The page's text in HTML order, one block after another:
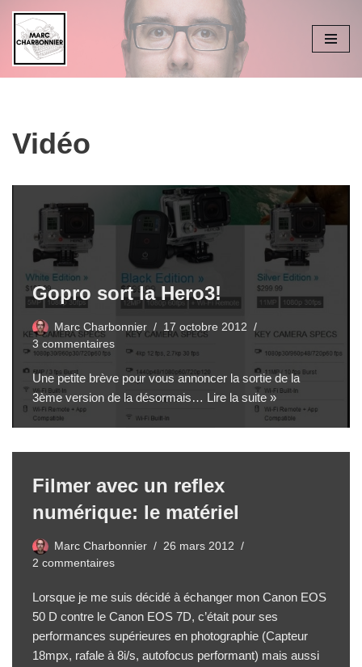
Aller
au
contenu
Vidéo
Gopro sort la Hero3!
Marc Charbonnier
17 octobre 2012
3 commentaires
Une petite brève pour vous annoncer la sortie de la
3ème version de la désormais… Lire la suite »
Filmer avec un reflex
numérique: le matériel
Marc Charbonnier
26 mars 2012
2 commentaires
Lorsque je me suis décidé à échanger mon Canon EOS
50 D contre le Canon EOS 7D, c’était pour ses
performances supérieures en photographie (Capteur
18mpx, rafale à 8i/s, autofocus performant) mais aussi